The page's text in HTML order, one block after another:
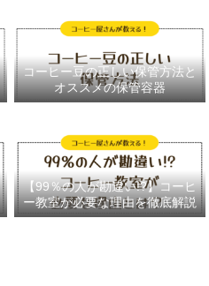
コーヒー豆の正しい保管方法と
オススメの保管容器
【99％の人が勘違い!?】コーヒ
ー教室が必要な理由を徹底解説